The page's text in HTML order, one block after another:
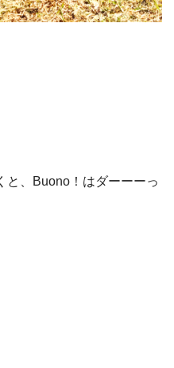
と、Buono！はダーーーっ